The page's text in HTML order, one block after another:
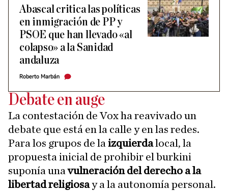
Abascal critica las políticas
en inmigración de PP y
PSOE que han llevado «al
colapso» a la Sanidad
andaluza
Roberto Marbán
Debate en auge
La contestación de Vox ha reavivado un
debate que está en la calle y en las redes.
Para los grupos de la izquierdalocal, la
propuesta inicial de prohibir el burkini
suponía unavulneración del derecho a la
libertad religiosay a la autonomía personal.